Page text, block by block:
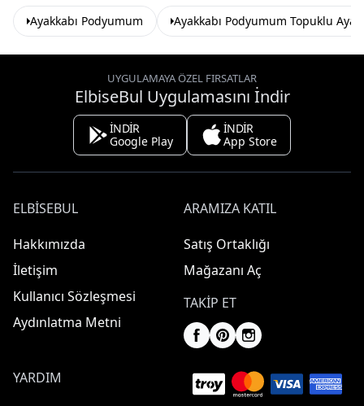
Ayakkabı Podyumum Ayakkabı Podyumum Topuklu
UYGULAMAYA ÖZEL FIRSATLAR
ElbiseBul Uygulamasını İndir
İNDİR
Google Play
İNDİR
App Store
ELBISEBUL
Hakkımızda
İletişim
Kullanıcı Sözleşmesi
Aydınlatma Metni
ARAMIZA KATIL
Satış Ortaklığı
Mağazanı Aç
TAKIP ET
YARDIM